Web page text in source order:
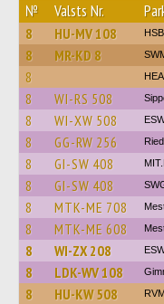
№ Valsts Nr.
8 HU-MV 108
8 MR-KD 8
8
8 WI-RS 508
8 WI-XW 508
8 GG-RW 256
8 GI-SW 408
8 GI-SW 408
8 MTK-ME 708
8 MTK-ME 608
8 WI-ZX 208
8 LDK-WV 108
8 HU-KW 508